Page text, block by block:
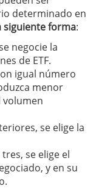
determinado en
siguiente forma:
negocie la
de ETF.
igual número
menor
se elige la
se elige el
y en su